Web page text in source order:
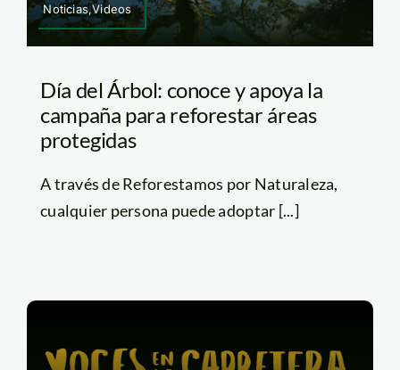
Noticias,Videos
Día del Árbol: conoce y apoya la
campaña para reforestar áreas
protegidas
A través de Reforestamos por Naturaleza,
cualquier persona puede adoptar [...]